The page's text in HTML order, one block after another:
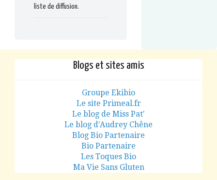
liste de diffusion.
Blogs et sites amis
Groupe Ekibio
Le site Primeal.fr
Le blog de Miss Pat'
Le blog d'Audrey Chêne
Blog Bio Partenaire
Bio Partenaire
Les Toques Bio
Ma Vie Sans Gluten